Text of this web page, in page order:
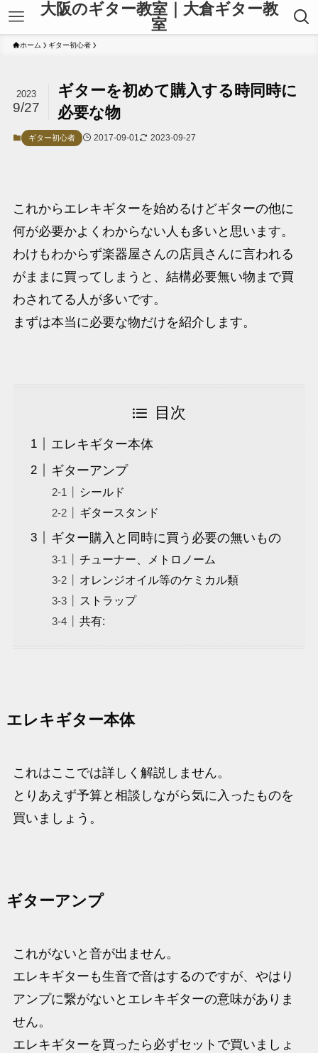
大阪のギター教室｜大倉ギター教
室
ホーム ギター初心者
ギターを初めて購入する時同時に
必要な物
2023
9/27
ギター初心者 2017-09-01 2023-09-27
これからエレキギターを始めるけどギターの他に
何が必要かよくわからない人も多いと思います。
わけもわからず楽器屋さんの店員さんに言われる
がままに買ってしまうと、結構必要無い物まで買
わされてる人が多いです。
まずは本当に必要な物だけを紹介します。
目次
エレキギター本体
ギターアンプ
シールド
ギタースタンド
ギター購入と同時に買う必要の無いもの
チューナー、メトロノーム
オレンジオイル等のケミカル類
ストラップ
共有:
エレキギター本体
これはここでは詳しく解説しません。
とりあえず予算と相談しながら気に入ったものを
買いましょう。
ギターアンプ
これがないと音が出ません。
エレキギターも生音で音はするのですが、やはり
アンプに繋がないとエレキギターの意味がありま
せん。
エレキギターを買ったら必ずセットで買いましょ